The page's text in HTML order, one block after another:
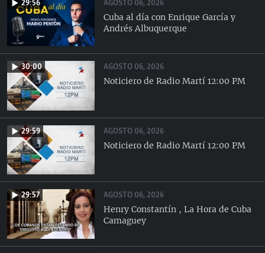
29:56
AGOSTO 06, 2026
Cuba al día con Enrique García y
Andrés Albuquerque
30:00
AGOSTO 06, 2026
Noticiero de Radio Martí 12:00 PM
29:59
AGOSTO 06, 2026
Noticiero de Radio Martí 12:00 PM
29:57
AGOSTO 06, 2026
Henry Constantín , La Hora de Cuba
Camaguey